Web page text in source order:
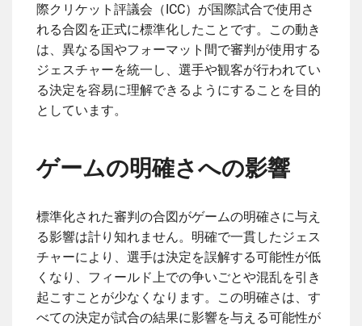
際クリケット評議会（ICC）が国際試合で使用さ
れる合図を正式に標準化したことです。この動き
は、異なる国やフォーマット間で審判が使用する
ジェスチャーを統一し、選手や観客が行われてい
る決定を容易に理解できるようにすることを目的
としています。
ゲームの明確さへの影響
標準化された審判の合図がゲームの明確さに与え
る影響は計り知れません。明確で一貫したジェス
チャーにより、選手は決定を誤解する可能性が低
くなり、フィールド上での争いごとや混乱を引き
起こすことが少なくなります。この明確さは、す
べての決定が試合の結果に影響を与える可能性が